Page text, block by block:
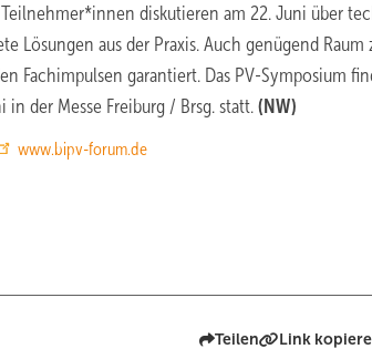
diskutieren am 22. Juni über
Lösungen aus der Praxis. Auch genügend Raum
Fachimpulsen garantiert. Das PV-Symposium
in der Messe Freiburg / Brsg. statt. (NW)
www.bipv-forum.de
Teilen Link